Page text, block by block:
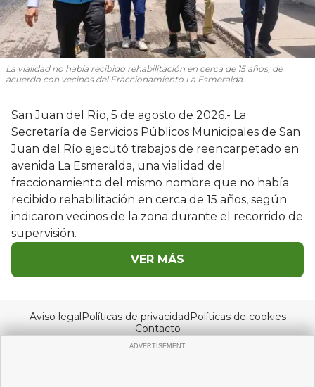
La vialidad no había recibido rehabilitación en cerca de 15 años, de
acuerdo con vecinos del Fraccionamiento La Esmeralda.
San Juan del Río, 5 de agosto de 2026.- La
Secretaría de Servicios Públicos Municipales de San
Juan del Río ejecutó trabajos de reencarpetado en
avenida La Esmeralda, una vialidad del
fraccionamiento del mismo nombre que no había
recibido rehabilitación en cerca de 15 años, según
indicaron vecinos de la zona durante el recorrido de
supervisión.
VER MÁS
Aviso legalPolíticas de privacidadPolíticas de cookies
Contacto